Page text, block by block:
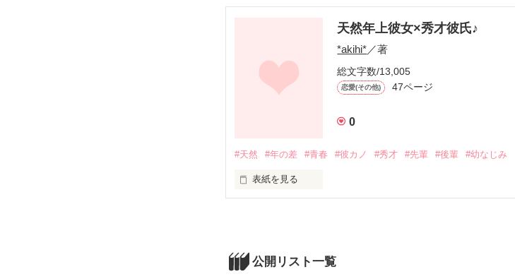
生まれて初めて野球がおもしろいものだって思えた。
そんな男に「今日からお前俺のもん」なんて言わ
同棲までさせられちゃって！？
あたしこれからどうなっちゃうの？
【俺様彼氏。２】公開中！！！
天然年上彼女×秀才彼氏♪
*akihi*／著
総文字数/13,005
恋愛(その他) 47ページ
0
#天然 #年の差 #青春 #彼カノ #秀才 #先輩 #後輩 #幼なじみ
表紙を見る
公開リスト一覧